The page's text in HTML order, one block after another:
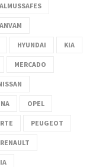
HYUNDAI KIA
MERCADO
OPEL
PEUGEOT
RENAULT